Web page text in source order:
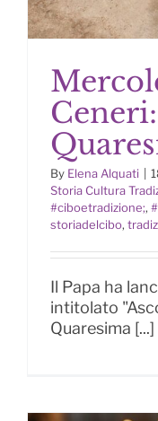
By Elena Alquati
Storia Cultura
#ciboetradizione;,
storiadelcibo,
Il Papa ha
intitolato
Quaresima [...]